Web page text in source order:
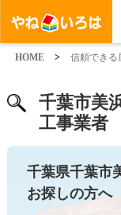
HOME > 信頼できる
千葉市美
工事業者
千葉県千葉市
お探しの方へ